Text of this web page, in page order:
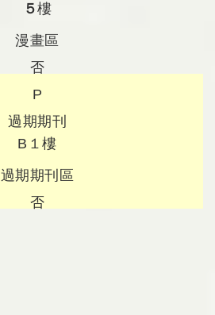
５樓
漫畫區
否
P
過期期刊
B１樓
過期期刊區
否